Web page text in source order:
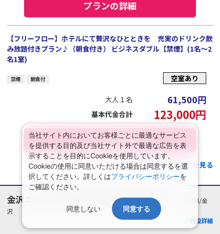
プランの詳細
【フリーフロー】ホテルにて贅沢なひとときを 充実のドリンク飲
み放題付きプラン♪（朝食付き） ビジネスダブル【禁煙】(1名～2
名1室)
禁煙 朝食付 空室あり
大人１名 61,500円
基本代金合計 123,000円
プランの詳細
この施設のプラン一覧を見る
金沢ニューグランドホテルプレステージ
石川県/金
沢
施設詳細
当社サイト内においてお客様ごとに最適なサービス
を提供する目的及び当社サイト外で最適な広告を表
示することを目的にCookieを使用しています。
Cookieの使用に同意いただける場合は同意するを選
択してください。詳しくはプライバシーポリシーを
ご確認ください。
同意しない 同意する